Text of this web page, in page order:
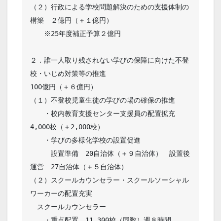
（２）行政による学校問題解決のための支援体制の
構築　２億円（＋１億円）
※25年度補正予算２億円
２．誰一人取り残されない学びの保障に向けた不登
校・いじめ対策等の推進
100億円（＋６億円）
（１）不登校児童生徒の学びの場の確保の推進
・校内教育支援センター支援員の配置拡充
4,000校（＋2,000校）
・学びの多様化学校の設置促進
設置準備　20自治体（＋９自治体）　設置後
運営　27自治体（＋５自治体）
（２）スクールカウンセラー・スクールソーシャル
ワーカーの配置充実
スクールカウンセラー